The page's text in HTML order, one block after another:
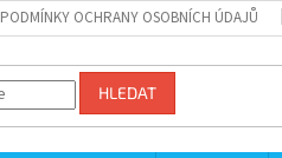
PODMÍNKY OCHRANY OSOBNÍCH ÚDAJŮ
HLEDAT